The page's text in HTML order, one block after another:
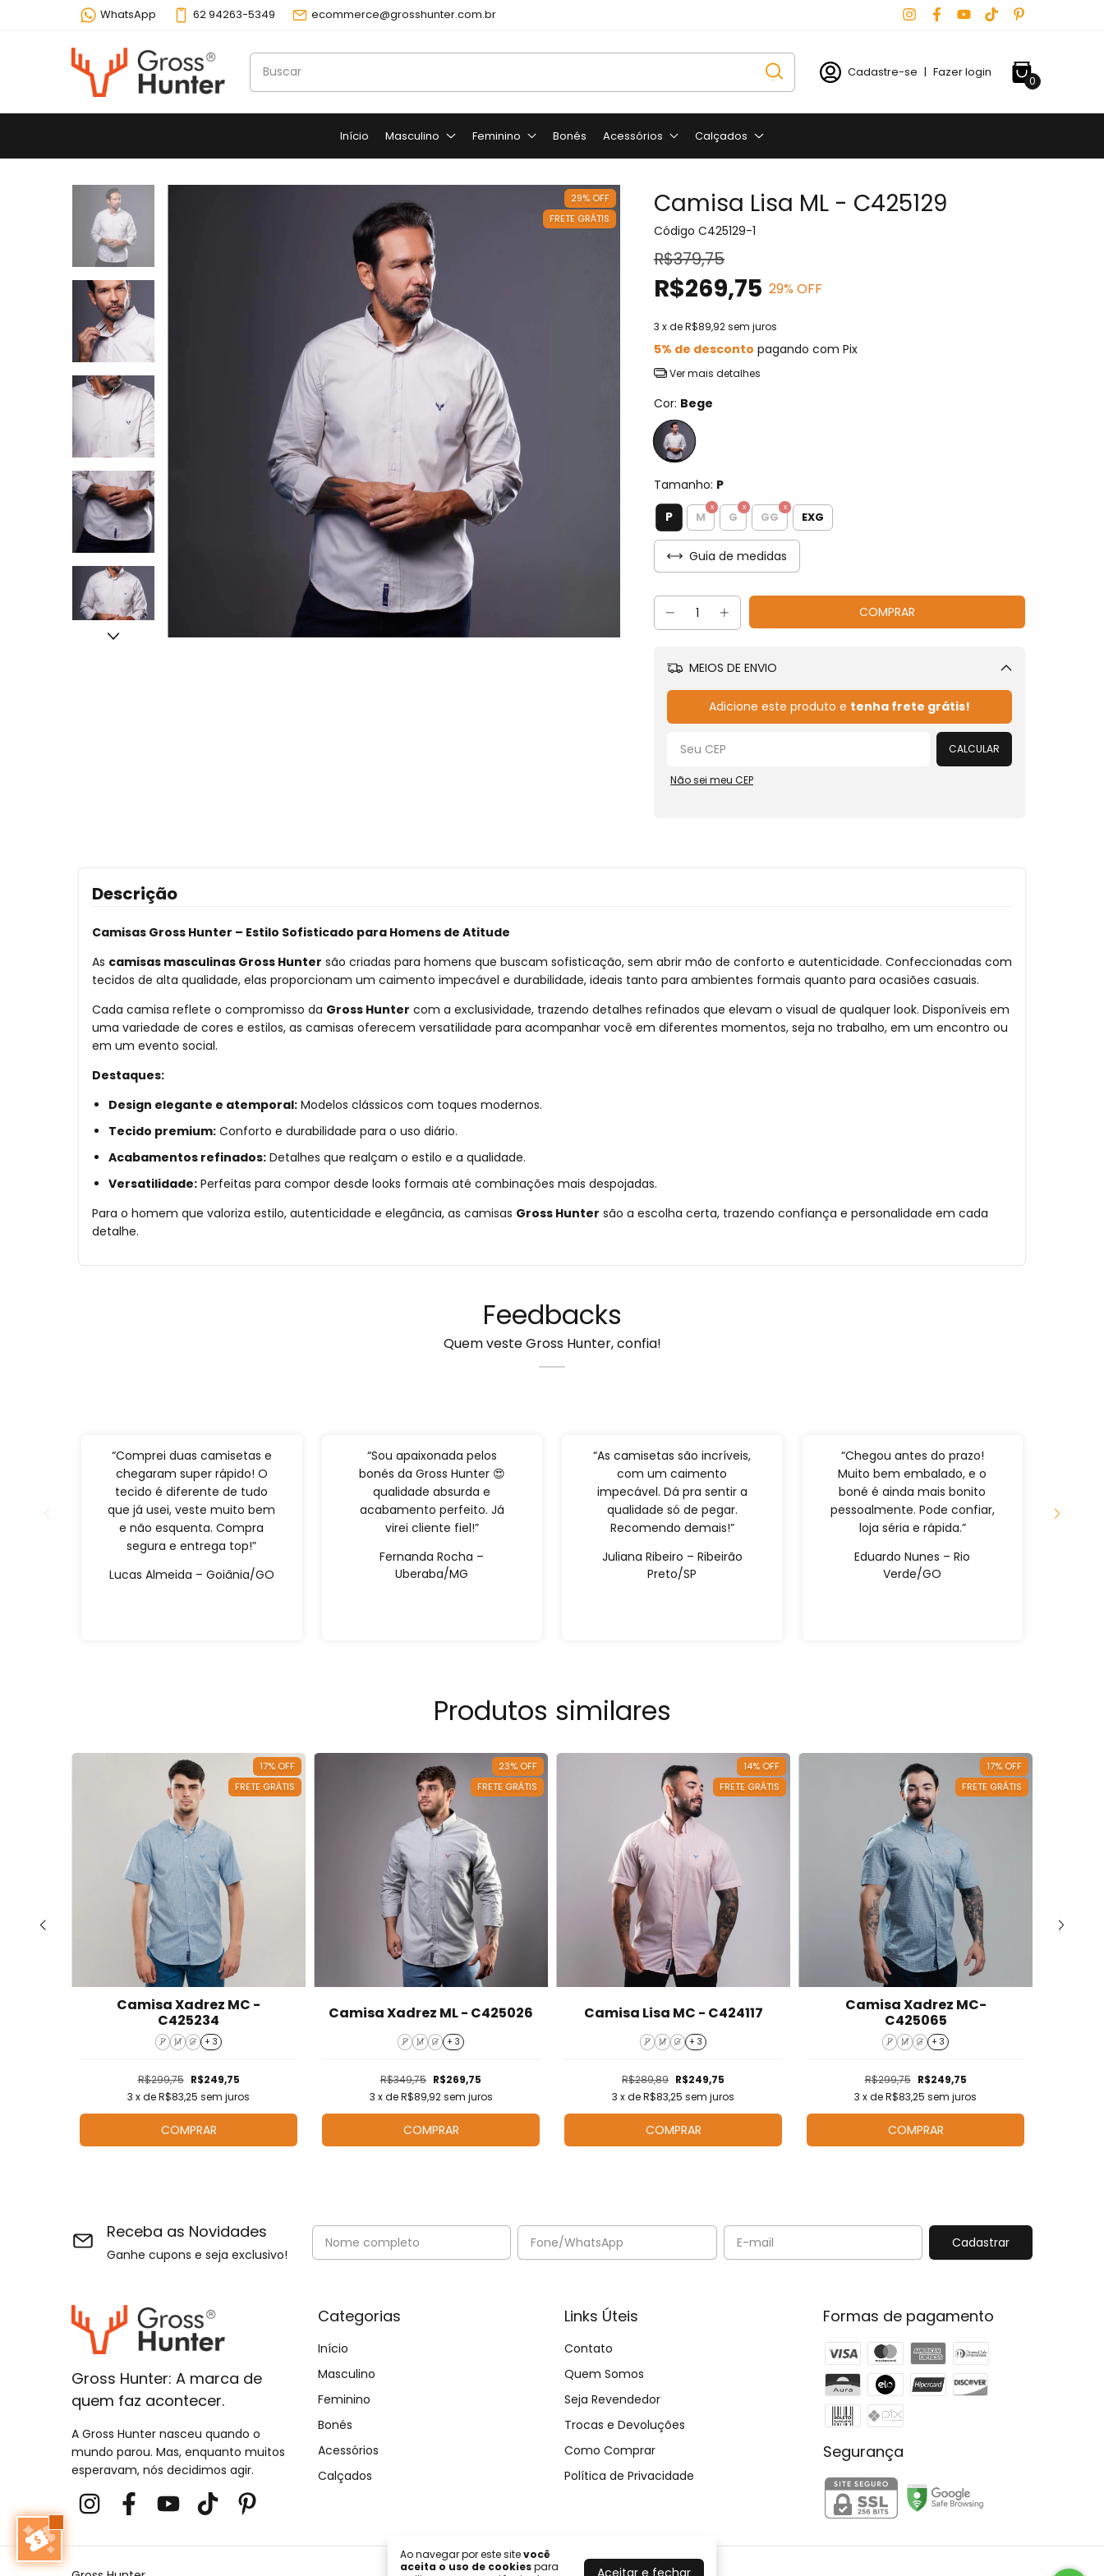
WhatsApp 62 94263-5349 ecommerce@grosshunter.com.br
Cadastre-se | Fazer login
0
Início Masculino Feminino Bonés Acessórios Calçados
Ao navegar por este sitevocê
aceita o uso de cookiespara
Aceitar e fechar
29% OFF
FRETE GRÁTIS
Camisa Lisa ML - C425129
Código C425129-1
R$379,75
R$269,75 29% OFF
3 x deR$89,92sem juros
5% de desconto pagando com Pix
Ver mais detalhes
Cor: Bege
Tamanho: P
P M G GG EXG
Guia de medidas
MEIOS DE ENVIO
Alterar CEP
Adicione este produto e tenha frete grátis!
CALCULAR
Não sei meu CEP
Descrição
Camisas Gross Hunter – Estilo Sofisticado para Homens de Atitude
As camisas masculinas Gross Hunter são criadas para homens que buscam sofisticação, sem abrir mão de conforto e autenticidade. Confeccionadas com
tecidos de alta qualidade, elas proporcionam um caimento impecável e durabilidade, ideais tanto para ambientes formais quanto para ocasiões casuais.
Cada camisa reflete o compromisso da Gross Hunter com a exclusividade, trazendo detalhes refinados que elevam o visual de qualquer look. Disponíveis em
uma variedade de cores e estilos, as camisas oferecem versatilidade para acompanhar você em diferentes momentos, seja no trabalho, em um encontro ou
em um evento social.
Destaques:
Design elegante e atemporal: Modelos clássicos com toques modernos.
Tecido premium: Conforto e durabilidade para o uso diário.
Acabamentos refinados: Detalhes que realçam o estilo e a qualidade.
Versatilidade: Perfeitas para compor desde looks formais até combinações mais despojadas.
Para o homem que valoriza estilo, autenticidade e elegância, as camisas Gross Hunter são a escolha certa, trazendo confiança e personalidade em cada
detalhe.
Feedbacks
Quem veste Gross Hunter, confia!
“Comprei duas camisetas e
chegaram super rápido! O
tecido é diferente de tudo
que já usei, veste muito bem
e não esquenta. Compra
segura e entrega top!”
Lucas Almeida – Goiânia/GO
“Sou apaixonada pelos
bonés da Gross Hunter 😍
qualidade absurda e
acabamento perfeito. Já
virei cliente fiel!”
Fernanda Rocha –
Uberaba/MG
“As camisetas são incríveis,
com um caimento
impecável. Dá pra sentir a
qualidade só de pegar.
Recomendo demais!”
Juliana Ribeiro – Ribeirão
Preto/SP
“Chegou antes do prazo!
Muito bem embalado, e o
boné é ainda mais bonito
pessoalmente. Pode confiar,
loja séria e rápida.”
Eduardo Nunes – Rio
Verde/GO
Produtos similares
17% OFF
FRETE GRÁTIS
Camisa Xadrez MC -
C425234
P M G + 3
R$299,75 R$249,75
3 x deR$83,25 sem juros
COMPRAR
23% OFF
FRETE GRÁTIS
Camisa Xadrez ML - C425026
P M G + 3
R$349,75 R$269,75
3 x deR$89,92 sem juros
COMPRAR
14% OFF
FRETE GRÁTIS
Camisa Lisa MC - C424117
P M G + 3
R$289,89 R$249,75
3 x deR$83,25 sem juros
COMPRAR
17% OFF
FRETE GRÁTIS
Camisa Xadrez MC-
C425065
P M G + 3
R$299,75 R$249,75
3 x deR$83,25 sem juros
COMPRAR
Receba as Novidades
Ganhe cupons e seja exclusivo!
Gross Hunter: A marca de
quem faz acontecer.
A Gross Hunter nasceu quando o
mundo parou. Mas, enquanto muitos
esperavam, nós decidimos agir.
Categorias
Início
Masculino
Feminino
Bonés
Acessórios
Calçados
Links Úteis
Contato
Quem Somos
Seja Revendedor
Trocas e Devoluções
Como Comprar
Política de Privacidade
Formas de pagamento
Segurança